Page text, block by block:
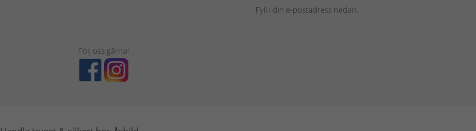
Fyll i din e-postadress nedan.
Följ oss gärna!